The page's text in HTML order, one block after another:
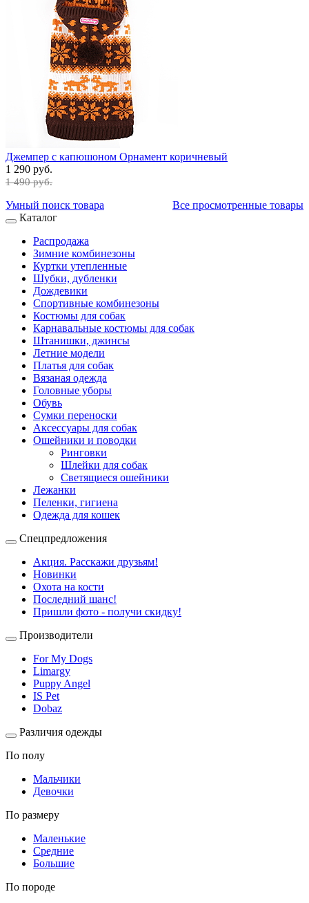
Джемпер с капюшоном Орнамент коричневый
1 290 руб.
1 490 руб.
Все просмотренные товары
Умный поиск товара
Каталог
Распродажа
Зимние комбинезоны
Куртки утепленные
Шубки, дубленки
Дождевики
Спортивные комбинезоны
Костюмы для собак
Карнавальные костюмы для собак
Штанишки, джинсы
Летние модели
Платья для собак
Вязаная одежда
Головные уборы
Обувь
Сумки переноски
Аксессуары для собак
Ошейники и поводки
Ринговки
Шлейки для собак
Светящиеся ошейники
Лежанки
Пеленки, гигиена
Одежда для кошек
Спецпредложения
Акция. Расскажи друзьям!
Новинки
Охота на кости
Последний шанс!
Пришли фото - получи скидку!
Производители
For My Dogs
Limargy
Puppy Angel
IS Pet
Dobaz
Различия одежды
По полу
Мальчики
Девочки
По размеру
Маленькие
Средние
Большие
По породе